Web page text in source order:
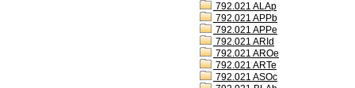
792.021 ALAp
792.021 APPb
792.021 APPe
792.021 ARId
792.021 AROe
792.021 ARTe
792.021 ASOc